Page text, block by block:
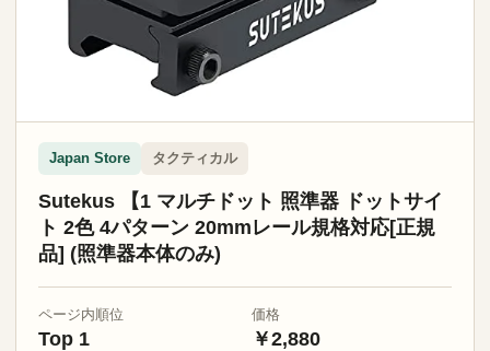
Japan Store タクティカル
Sutekus 【1 マルチドット 照準器 ドットサイ
ト 2色 4パターン 20mmレール規格対応[正規
品] (照準器本体のみ)
ページ内順位
Top 1
価格
￥2,880